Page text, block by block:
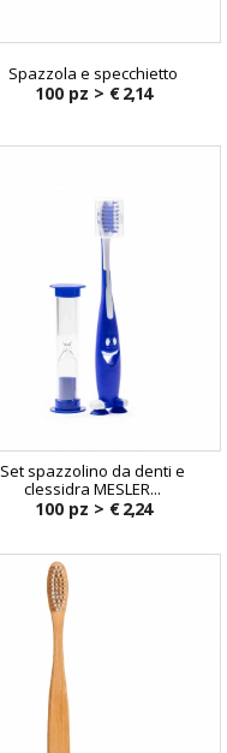
Spazzola e specchietto
100 pz > € 2,14
Set spazzolino da denti e
clessidra MESLER...
100 pz > € 2,24